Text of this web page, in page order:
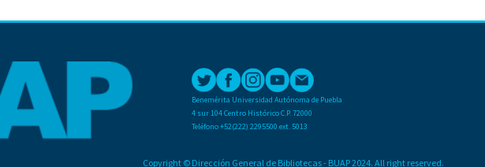
Benemérita Universidad Autónoma de Puebla
4 sur 104 Centro Histórico C.P. 72000
Teléfono +52(222) 2295500 ext. 5013
Copyright © Dirección General de Bibliotecas - BUAP 2024. All right reserved.